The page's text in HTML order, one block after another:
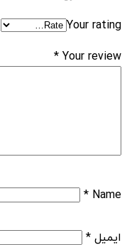
Your rating
Your review
*
Name
*
ایمیل*